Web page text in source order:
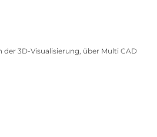
3D-Visualisierung, über Multi CAD